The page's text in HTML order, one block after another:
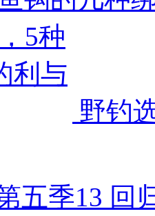
野钓
五季13 回